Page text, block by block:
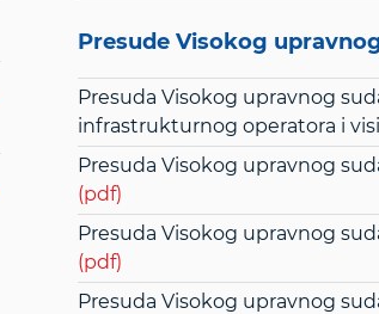
Presude Visokog
Presuda Visokog upravnog
infrastrukturnog operatora i
Presuda Visokog upravnog
(pdf)
Presuda Visokog upravnog
(pdf)
Presuda Visokog upravnog